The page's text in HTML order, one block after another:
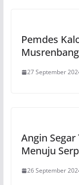
Pemdes
27 September
Angin
Menuju
26 September